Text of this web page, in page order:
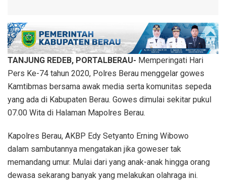
TANJUNG REDEB, PORTALBERAU- Memperingati Hari
Pers Ke-74 tahun 2020, Polres Berau menggelar gowes
Kamtibmas bersama awak media serta komunitas sepeda
yang ada di Kabupaten Berau. Gowes dimulai sekitar pukul
07.00 Wita di Halaman Mapolres Berau.
Kapolres Berau, AKBP Edy Setyanto Erning Wibowo
dalam sambutannya mengatakan jika goweser tak
memandang umur. Mulai dari yang anak-anak hingga orang
dewasa sekarang banyak yang melakukan olahraga ini.